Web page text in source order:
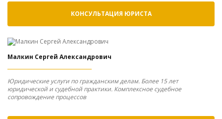
КОНСУЛЬТАЦИЯ ЮРИСТА
Малкин Сергей Александрович
Юридические услуги по гражданским делам. Более 15 лет
юридической и судебной практики. Комплексное судебное
сопровождение процессов